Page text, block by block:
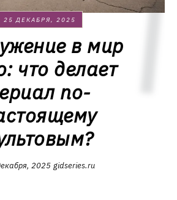
25 ДЕКАБРЯ, 2025
в мир
что делает
по-
2025 gidseries.ru